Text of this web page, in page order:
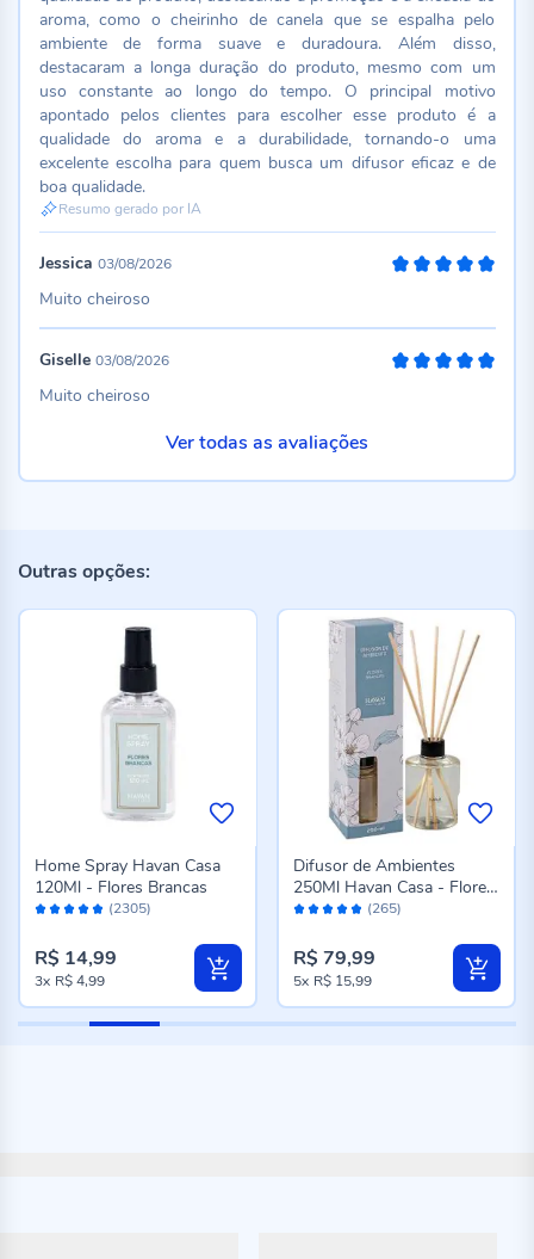
aroma, como o cheirinho de canela que se espalha pelo
ambiente de forma suave e duradoura. Além disso,
destacaram a longa duração do produto, mesmo com um
uso constante ao longo do tempo. O principal motivo
apontado pelos clientes para escolher esse produto é a
qualidade do aroma e a durabilidade, tornando-o uma
excelente escolha para quem busca um difusor eficaz e de
boa qualidade.
Resumo gerado por IA
Jessica 03/08/2026
Muito cheiroso
Giselle 03/08/2026
Muito cheiroso
Ver todas as avaliações
Outras opções:
Avaliação: (2305)
Home Spray Havan Casa
120Ml - Flores Brancas
R$ 14,99
3x R$ 4,99
Avaliação: (265)
Difusor de Ambientes
250Ml Havan Casa - Flores
Brancas
R$ 79,99
5x R$ 15,99